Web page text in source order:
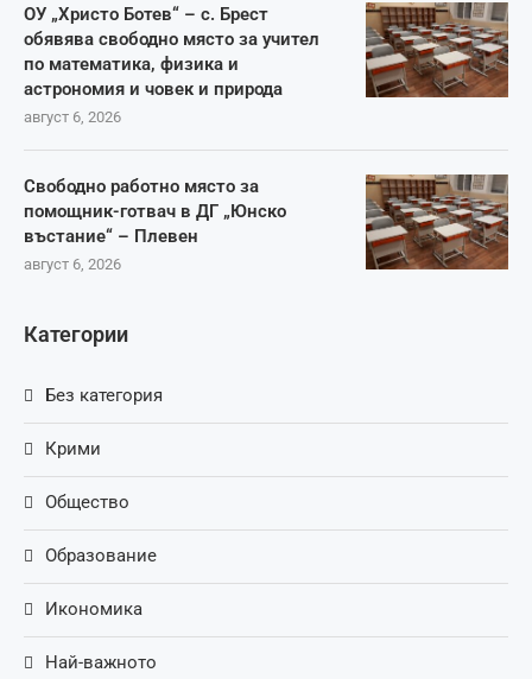
ОУ „Христо Ботев“ – с. Брест
обявява свободно място за учител
по математика, физика и
астрономия и човек и природа
август 6, 2026
Свободно работно място за
помощник-готвач в ДГ „Юнско
въстание“ – Плевен
август 6, 2026
Категории
Без категория
Крими
Общество
Образование
Икономика
Най-важното